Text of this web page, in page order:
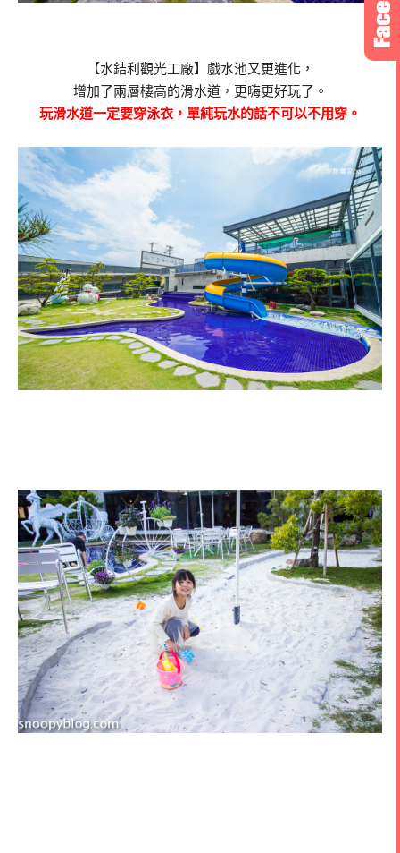
【水銡利觀光工廠】戲水池又更進化，
增加了兩層樓高的滑水道，更嗨更好玩了。
玩滑水道一定要穿泳衣，單純玩水的話不可以不用穿。